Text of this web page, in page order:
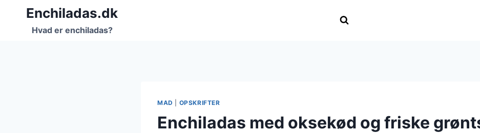
FortsætEnchiladas.dk
Hvad er enchiladas?
MAD OPSKRIFTER
Enchiladas med oksekød og friske